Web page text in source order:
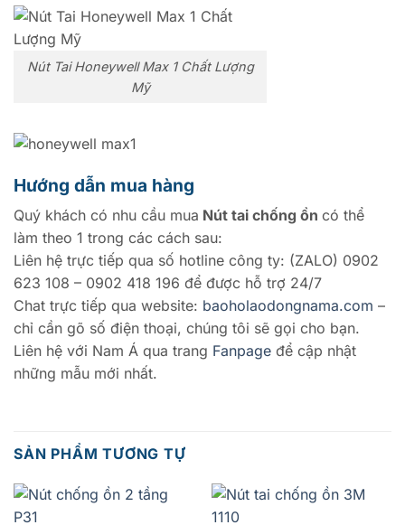
Nút Tai Honeywell Max 1 Chất Lượng
Mỹ
Hướng dẫn mua hàng
Quý khách có nhu cầu mua Nút tai chống ồn có thể
làm theo 1 trong các cách sau:
Liên hệ trực tiếp qua số hotline công ty: (ZALO) 0902
623 108 – 0902 418 196 để được hỗ trợ 24/7
Chat trực tiếp qua website: baoholaodongnama.com –
chỉ cần gõ số điện thoại, chúng tôi sẽ gọi cho bạn.
Liên hệ với Nam Á qua trang Fanpage để cập nhật
những mẫu mới nhất.
SẢN PHẨM TƯƠNG TỰ